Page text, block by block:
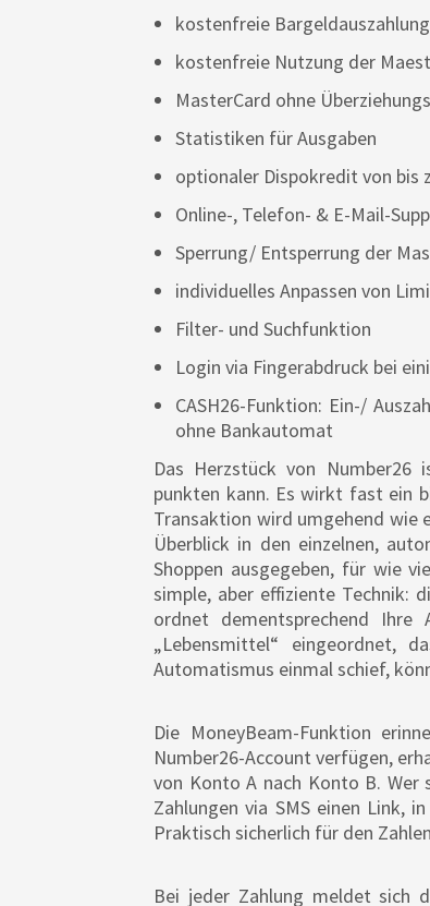
kostenfreie
kostenfreie Nutzung der
MasterCard ohne
Statistiken für Ausgaben
optionaler Dispokredit von bis
Online-, Telefon- & E-Mail-
Sperrung/ Entsperrung der
individuelles Anpassen von
Filter- und Suchfunktion
Login via Fingerabdruck bei
CASH26-Funktion: Ein-/
ohne Bankautomat
Das Herzstück von
punkten kann. Es wirkt fast ein
Transaktion wird umgehend wie
Überblick in den einzelnen,
Shoppen ausgegeben, für wie
simple, aber effiziente Technik:
ordnet dementsprechend
„Lebensmittel“ eingeordnet,
Automatismus einmal schief,
Die MoneyBeam-Funktion
Number26-Account verfügen,
von Konto A nach Konto B. Wer
Zahlungen via SMS einen Link,
Praktisch sicherlich für den
Bei jeder Zahlung meldet sich